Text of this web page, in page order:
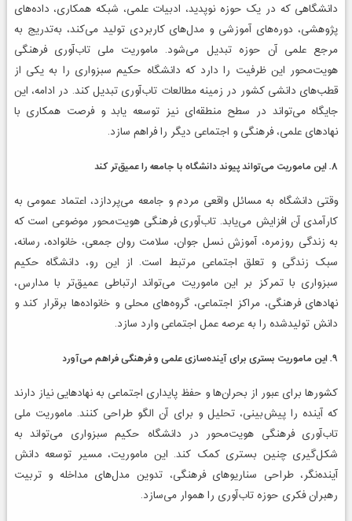
دانشگاهی که در یک حوزه نوپدید، ادبیات علمی، شبکه همکاری، داده‌های
پژوهشی، دوره‌های آموزشی و مدل‌های کاربردی تولید می‌کند، به‌تدریج به
مرجع علمی آن حوزه تبدیل می‌شود. ماموریت ملی تاب‌آوری فرهنگی
هویت‌محور این ظرفیت را دارد که دانشگاه حکیم سبزواری را به یکی از
قطب‌های دانشی کشور در زمینه مطالعات تاب‌آوری تبدیل کند. در ادامه، این
جایگاه می‌تواند در سطح منطقه‌ای نیز توسعه یابد و فرصت همکاری با
نهادهای علمی، فرهنگی و اجتماعی دیگر را فراهم سازد.
۸. این ماموریت می‌تواند پیوند دانشگاه با جامعه را عمیق‌تر کند
وقتی دانشگاه به مسائل واقعی مردم و جامعه می‌پردازد، اعتماد عمومی به
کارآمدی آن افزایش می‌یابد. تاب‌آوری فرهنگی هویت‌محور موضوعی است که
به زندگی روزمره، آموزش نسل جوان، سلامت روان جمعی، خانواده، رسانه،
سبک زندگی و تعلق اجتماعی مرتبط است. از این رو، دانشگاه حکیم
سبزواری با تمرکز بر این ماموریت می‌تواند ارتباطی عمیق‌تر با مدارس،
نهادهای فرهنگی، مراکز اجتماعی، گروه‌های محلی و خانواده‌ها برقرار کند و
دانش تولیدشده را به عرصه عمل اجتماعی وارد سازد.
۹. این ماموریت بستری برای آینده‌سازی علمی و فرهنگی فراهم می‌آورد
کشورها برای عبور از بحران‌ها و حفظ پایداری اجتماعی به نهادهایی نیاز دارند
که آینده را پیش‌بینی، تحلیل و برای آن الگو طراحی کنند. ماموریت ملی
تاب‌آوری فرهنگی هویت‌محور در دانشگاه حکیم سبزواری می‌تواند به
شکل‌گیری چنین بستری کمک کند. این ماموریت، مسیر توسعه دانش
آینده‌نگر، طراحی سناریوهای فرهنگی، تدوین مدل‌های مداخله و تربیت
رهبران فکری حوزه تاب‌آوری را هموار می‌سازد.